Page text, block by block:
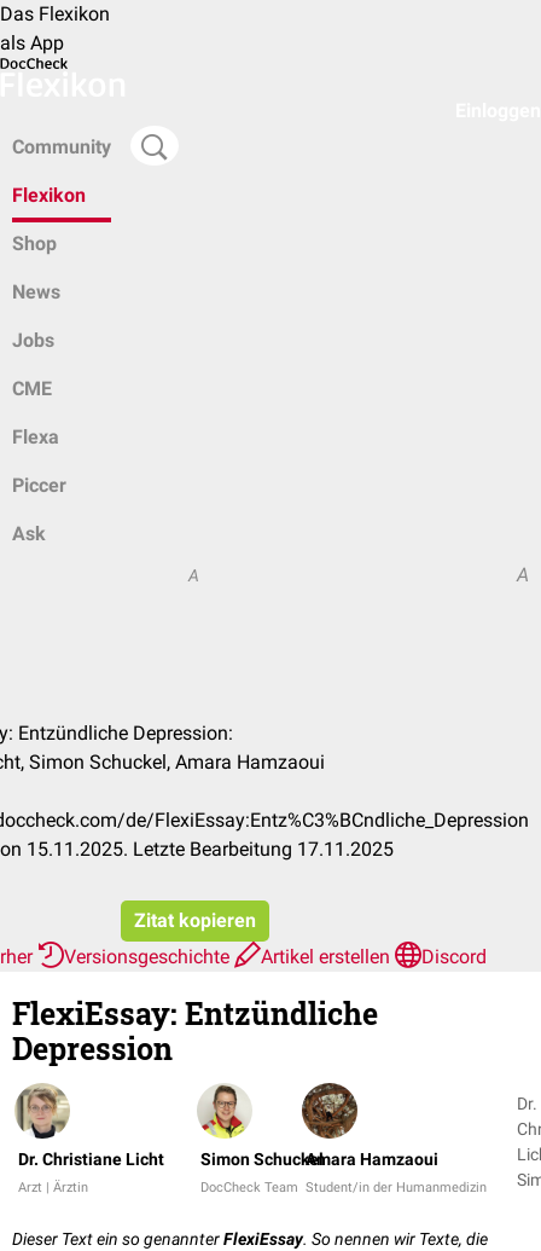
Das Flexikon
als App
Community
Flexikon
Shop
News
Jobs
CME
Flexa
Piccer
Ask
A A
Entzündliche Depression:
Simon Schuckel, Amara Hamzaoui
de/FlexiEssay:Entz%C3%BCndliche_Depression
15.11.2025. Letzte Bearbeitung 17.11.2025
Zitat kopieren
Versionsgeschichte Artikel erstellen Discord
FlexiEssay: Entzündliche
Depression
Dr. Christiane Licht
Arzt | Ärztin
Simon Schuckel
DocCheck Team
Amara Hamzaoui
Student/in der Humanmedizin
Dr.
Dieser Text ein so genannterFlexiEssay. So nennen wir Texte, die